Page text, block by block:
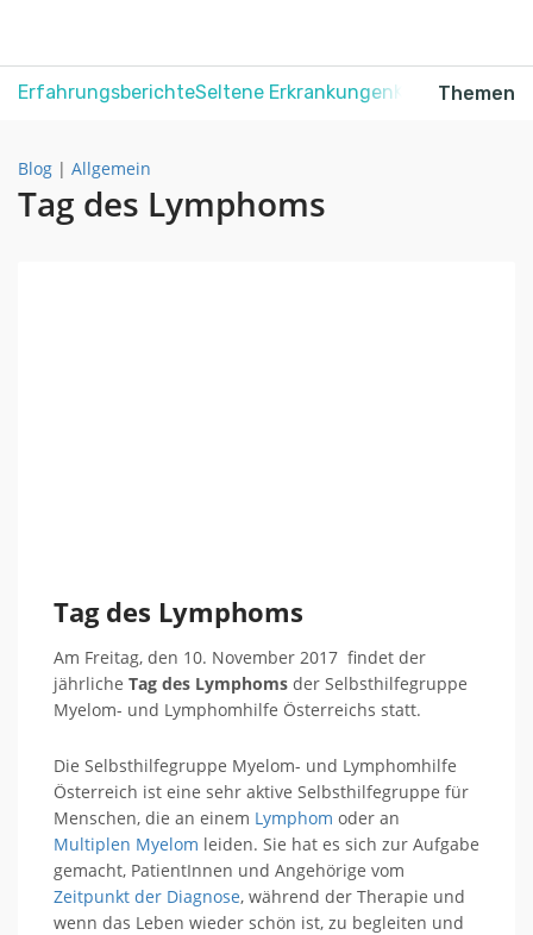
ErfahrungsberichteSeltene ErkrankungenKrebsThemen
Blog | Allgemein
Tag des Lymphoms
Tag des Lymphoms
Am Freitag, den 10. November 2017 findet der
jährliche Tag des Lymphoms der Selbsthilfegruppe
Myelom- und Lymphomhilfe Österreichs statt.
Die Selbsthilfegruppe Myelom- und Lymphomhilfe
Österreich ist eine sehr aktive Selbsthilfegruppe für
Menschen, die an einem Lymphom oder an
Multiplen Myelom leiden. Sie hat es sich zur Aufgabe
gemacht, PatientInnen und Angehörige vom
Zeitpunkt der Diagnose, während der Therapie und
wenn das Leben wieder schön ist, zu begleiten und